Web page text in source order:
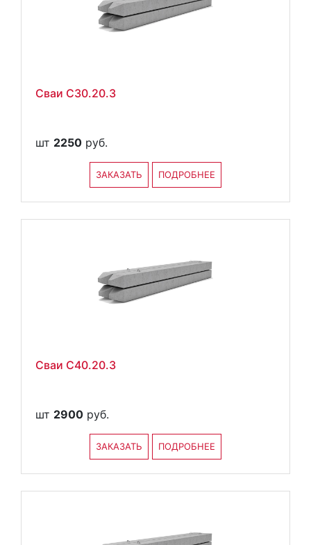
Сваи С30.20.3
шт 2250 руб.
ЗАКАЗАТЬ ПОДРОБНЕЕ
Сваи С40.20.3
шт 2900 руб.
ЗАКАЗАТЬ ПОДРОБНЕЕ